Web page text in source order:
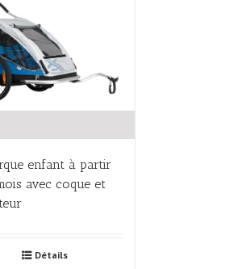
enfant à partir
avec coque et
Détails